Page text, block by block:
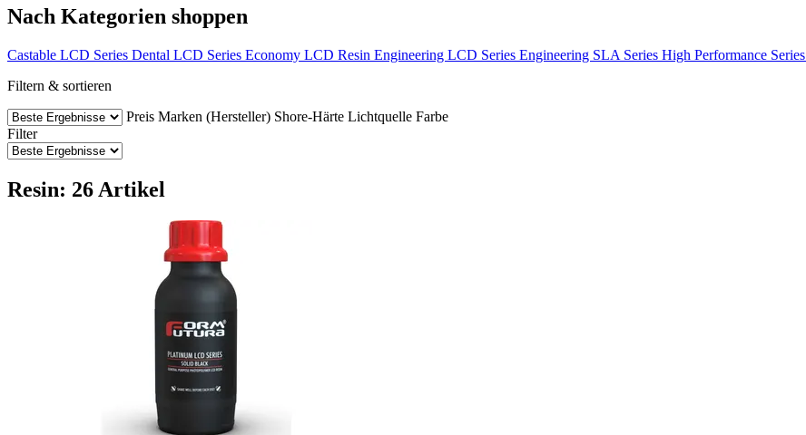
Nach Kategorien shoppen
Castable LCD Series Dental LCD Series Economy LCD Resin Engineering LCD Series Engineering SLA Series High Performance Series
Filtern & sortieren
Preis Marken (Hersteller) Shore-Härte Lichtquelle Farbe
Filter
Resin: 26 Artikel